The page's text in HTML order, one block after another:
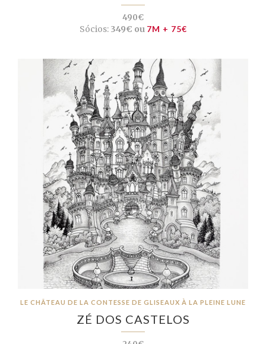
490€
Sócios:349€ ou 7M + 75€
LE CHÂTEAU DE LA CONTESSE DE GLISEAUX À LA PLEINE LUNE
ZÉ DOS CASTELOS